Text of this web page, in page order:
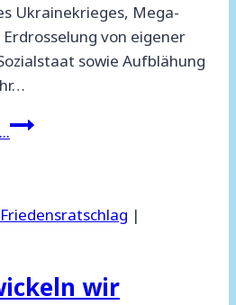
Ukrainekrieges, Mega-
von eigener
sowie Aufblähung
Abkehr
–
neue
|
wir